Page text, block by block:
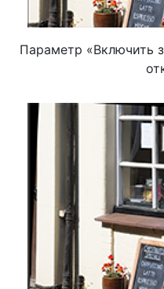
Параметр «Включить